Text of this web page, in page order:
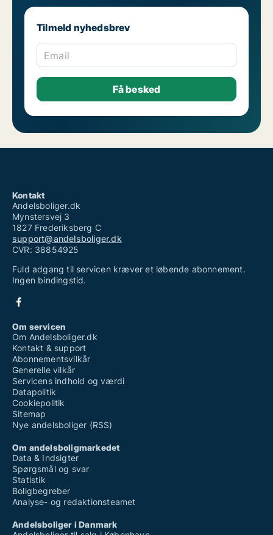
Tilmeld nyhedsbrev
Email
Kontakt
Andelsboliger.dk
Mynstersvej 3
1827 Frederiksberg C
support@andelsboliger.dk
CVR: 38854925
Fuld adgang til servicen kræver et løbende abonnement.
Ingen bindingstid.
Om servicen
Om Andelsboliger.dk
Kontakt & support
Abonnementsvilkår
Generelle vilkår
Servicens indhold og værdi
Datapolitik
Cookiepolitik
Sitemap
Nye andelsboliger (RSS)
Om andelsboligmarkedet
Data & Indsigter
Spørgsmål og svar
Statistik
Boligbegreber
Analyse- og redaktionsteamet
Andelsboliger i Danmark